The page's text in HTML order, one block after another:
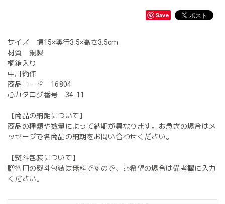
Save
サイズ 幅15×奥行3.5×高さ3.5cm
材質 銅製
桐箱入り
中川衛作
商品コード 16804
心カタログ番号 34-11
【商品の納期について】
商品の種類や数量によって納期が異なります。お急ぎの場合はメ
ッセージで各商品の納期をお問い合わせください。
【熨斗包装について】
贈答用の熨斗包装は無料ですので、ご希望の場合は備考欄に入力
ください。